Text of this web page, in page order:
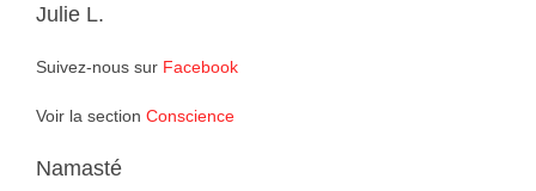
Julie L.
Suivez-nous sur Facebook
Voir la section Conscience
Namasté